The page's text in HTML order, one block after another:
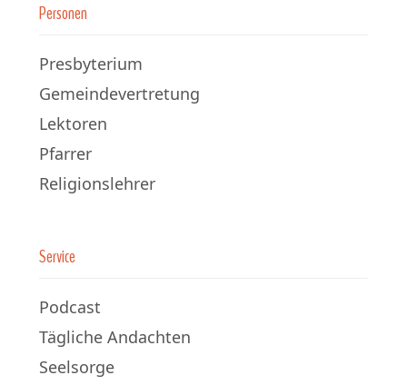
Personen
Presbyterium
Gemeindevertretung
Lektoren
Pfarrer
Religionslehrer
Service
Podcast
Tägliche Andachten
Seelsorge